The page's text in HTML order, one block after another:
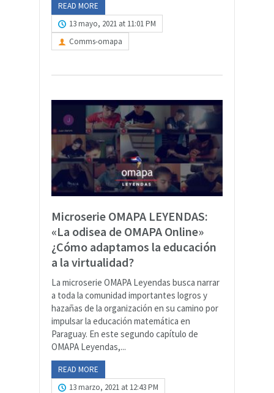
READ MORE
13 mayo, 2021 at 11:01 PM
Comms-omapa
Microserie OMAPA LEYENDAS:
«La odisea de OMAPA Online»
¿Cómo adaptamos la educación
a la virtualidad?
La microserie OMAPA Leyendas busca narrar
a toda la comunidad importantes logros y
hazañas de la organización en su camino por
impulsar la educación matemática en
Paraguay. En este segundo capítulo de
OMAPA Leyendas,...
READ MORE
13 marzo, 2021 at 12:43 PM